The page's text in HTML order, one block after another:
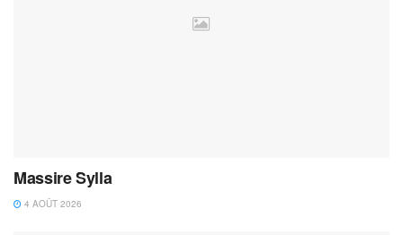
Massire Sylla
4 AOÛT 2026